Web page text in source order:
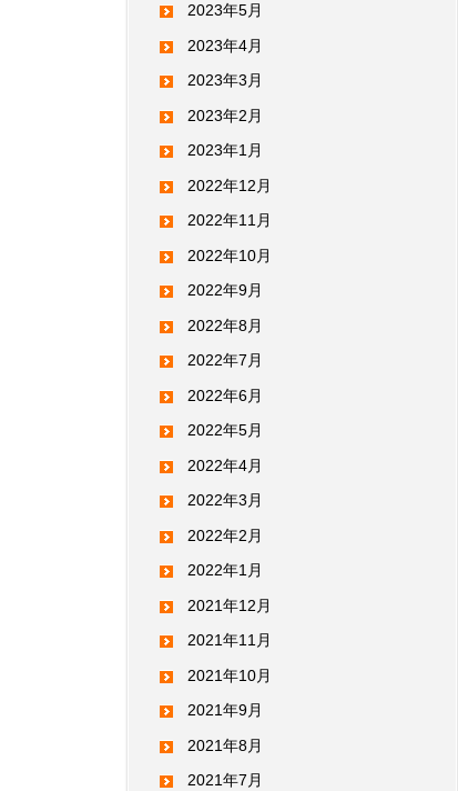
2023年5月
2023年4月
2023年3月
2023年2月
2023年1月
2022年12月
2022年11月
2022年10月
2022年9月
2022年8月
2022年7月
2022年6月
2022年5月
2022年4月
2022年3月
2022年2月
2022年1月
2021年12月
2021年11月
2021年10月
2021年9月
2021年8月
2021年7月